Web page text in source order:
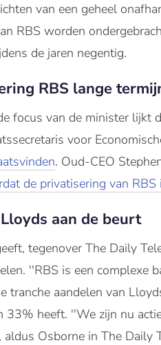
van een geheel
RBS worden
de jaren negentig.
RBS lange
focus van de minister lijkt
voor
. Oud-CEO
de privatisering van
aan de beurt
tegenover The Daily
''RBS is een complexe
tranche aandelen van
33% heeft. ''We zijn nu
aldus Osborne in The Daily